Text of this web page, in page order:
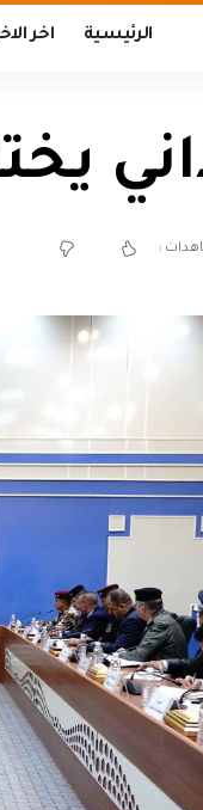
الرئيسية اخر